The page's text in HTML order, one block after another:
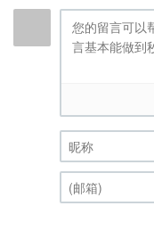
昵称 (必填)